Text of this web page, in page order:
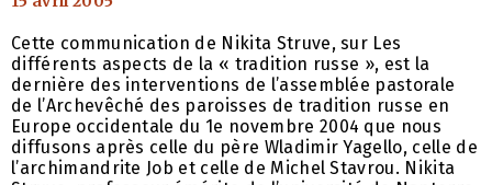
Cette communication de Nikita Struve, sur Les
différents aspects de la « tradition russe », est la
dernière des interventions de l’assemblée pastorale
de l’Archevêché des paroisses de tradition russe en
Europe occidentale du 1e novembre 2004 que nous
diffusons après celle du père Wladimir Yagello, celle de
l’archimandrite Job et celle de Michel Stavrou. Nikita